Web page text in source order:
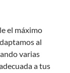
el máximo
al
varias
a tus